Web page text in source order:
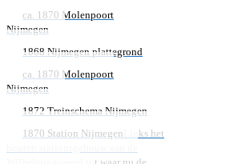
ca. 1870 Molenpoort
Nijmegen
1868 Nijmegen plattegrond
ca. 1870 Molenpoort
Nijmegen
1872 Treinschema Nijmegen
1870 Station Nijmegen Links het